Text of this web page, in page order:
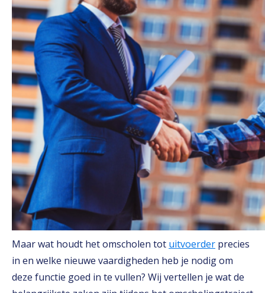
Maar wat houdt het omscholen tot uitvoerder precies
in en welke nieuwe vaardigheden heb je nodig om
deze functie goed in te vullen? Wij vertellen je wat de